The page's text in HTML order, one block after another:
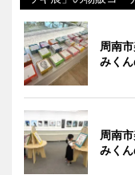
周南
みく
周南
みく